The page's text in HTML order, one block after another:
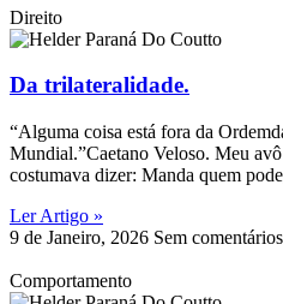
Direito
Da trilateralidade.
“Alguma coisa está fora da
Mundial.”Caetano Veloso. Meu
costumava dizer: Manda quem
Ler Artigo »
9 de Janeiro, 2026 Sem comentários
Comportamento